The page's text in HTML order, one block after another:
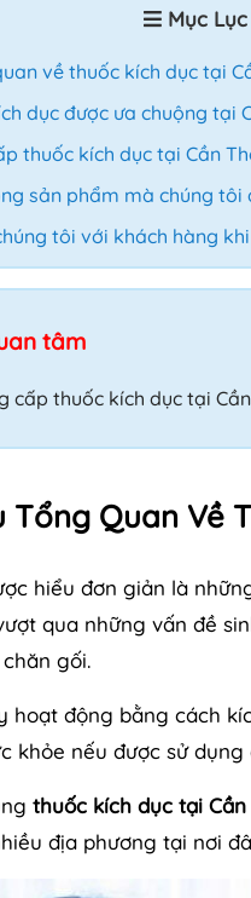
Mục Lục
về thuốc kích dục tại
dục được ưa chuộng tại
thuốc kích dục tại Cần
sản phẩm mà chúng tôi
tôi với khách hàng
tâm
cấp thuốc kích dục tại
Tổng Quan Về
hiểu đơn giản là
qua những vấn đề
gối.
hoạt động bằng cách
khỏe nếu được sử dụng
thuốc kích dục tại Cần
địa phương tại nơi